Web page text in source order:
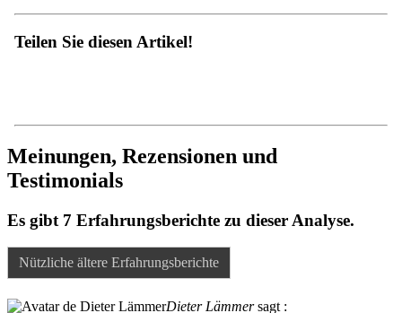
Teilen Sie diesen Artikel!
Meinungen, Rezensionen und
Testimonials
Es gibt 7 Erfahrungsberichte zu dieser Analyse.
Nützliche ältere Erfahrungsberichte
Dieter Lämmer sagt :